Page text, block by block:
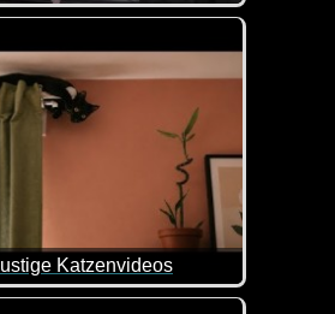
Katzenvideos
dieser lustigen Videos mit